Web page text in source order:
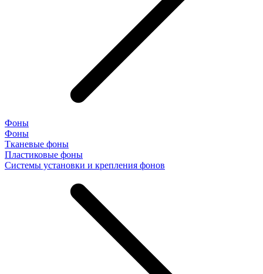
Фоны
Фоны
Тканевые фоны
Пластиковые фоны
Системы установки и крепления фонов